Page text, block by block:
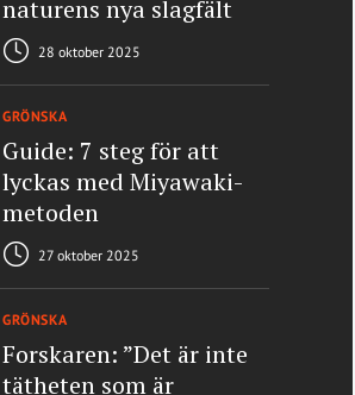
naturens nya slagfält
28 oktober 2025
GRÖNSKA
Guide: 7 steg för att
lyckas med Miyawaki-
metoden
27 oktober 2025
GRÖNSKA
Forskaren: ”Det är inte
tätheten som är